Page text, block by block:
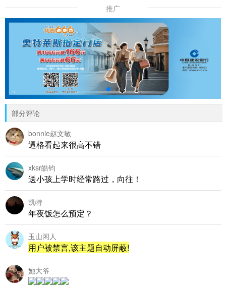
推广
部分评论
bonnie赵文敏
逼格看起来很高不错
xksr皓钧
送小孩上学时经常路过，向往！
凯特
年夜饭怎么预定？
玉山闲人
用户被禁言,该主题自动屏蔽!
她大爷